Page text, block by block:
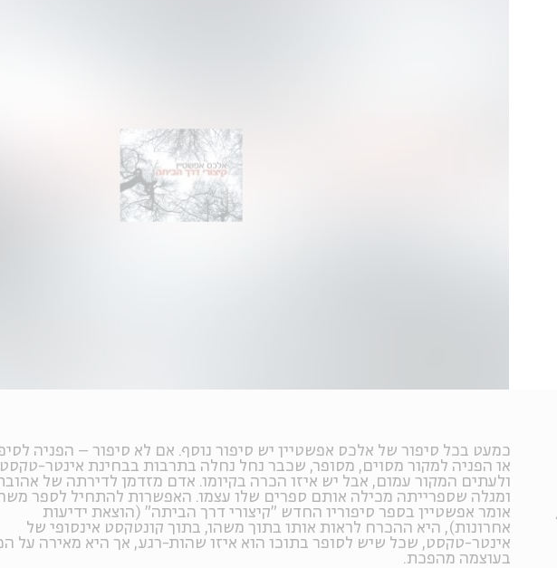
כמעט בכל סיפור של אלכס אפשטיין יש סיפור נוסף. אם לא סיפור – הפניה
או הפניה למקור מסוים, מסופר, שכבר נחל נחלה בתרבות בבחינת אינטר-
ולעתים המקור עמום, אבל יש איזו הכרה בקיומו. אדם מזדמן לדירתה של
ומגלה שספרייתה מכילה אותם ספרים שלו עצמו. האפשרות להתחיל לספר
אומר אפשטיין בספר סיפוריו החדש "קיצורי דרך הביתה" (הוצאת ידיעות
אחרונות), היא ההכרח לראות אותו בתוך משהו, בתוך קונטקסט אינסופי של
אינטר-טקסט, שכל שיש לסופר בתוכו הוא איזו שהות-רגע, אך היא מאירה על
בעוצמה מהפכת.